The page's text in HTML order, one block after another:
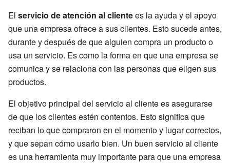
El servicio de atención al clientees la ayuda y el apoyo
que una empresa ofrece a sus clientes. Esto sucede antes,
durante y después de que alguien compra un producto o
usa un servicio. Es como la forma en que una empresa se
comunica y se relaciona con las personas que eligen sus
productos.
El objetivo principal del servicio al cliente es asegurarse
de que los clientes estén contentos. Esto significa que
reciban lo que compraron en el momento y lugar correctos,
y que sepan cómo usarlo bien. Un buen servicio al cliente
es una herramienta muy importante para que una empresa